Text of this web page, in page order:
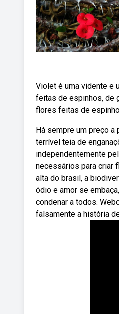
Violet é uma vidente e
feitas de espinhos, de
flores feitas de
Há sempre um preço a
terrível teia de
independentemente
necessários para criar
alta do brasil, a
ódio e amor se
condenar a todos.
falsamente a história